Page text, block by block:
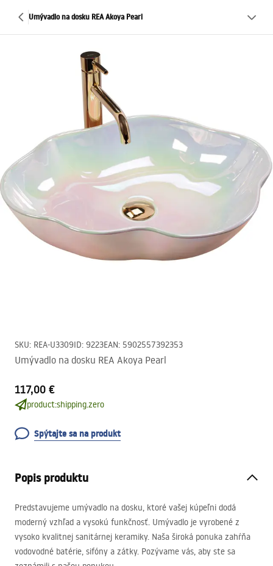
Umývadlo na dosku REA Akoya Pearl
SKU: REA-U3309ID: 9223EAN: 5902557392353
Umývadlo na dosku REA Akoya Pearl
117,00 €
product:shipping.zero
Spýtajte sa na produkt
Popis produktu
Predstavujeme umývadlo na dosku, ktoré vašej kúpeľni dodá
moderný vzhľad a vysokú funkčnosť. Umývadlo je vyrobené z
vysoko kvalitnej sanitárnej keramiky. Naša široká ponuka zahŕňa
vodovodné batérie, sifóny a zátky. Pozývame vás, aby ste sa